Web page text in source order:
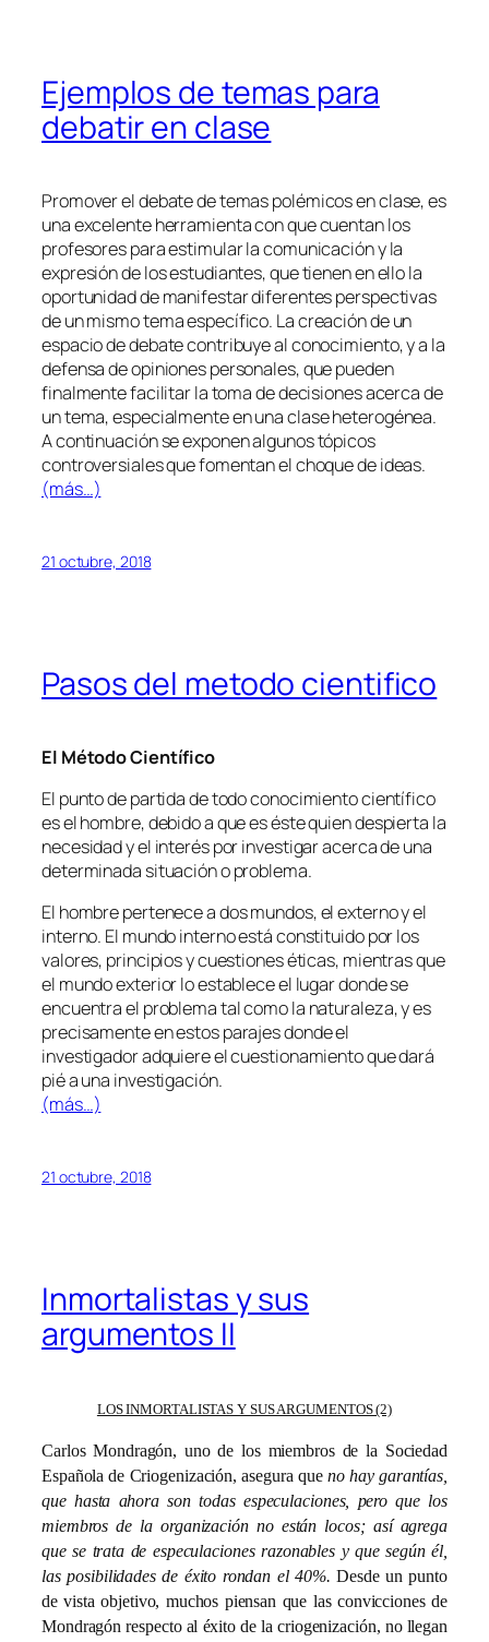
Ejemplos de temas para
debatir en clase
Promover el debate de temas polémicos en clase, es
una excelente herramienta con que cuentan los
profesores para estimular la comunicación y la
expresión de los estudiantes, que tienen en ello la
oportunidad de manifestar diferentes perspectivas
de un mismo tema específico. La creación de un
espacio de debate contribuye al conocimiento, y a la
defensa de opiniones personales, que pueden
finalmente facilitar la toma de decisiones acerca de
un tema, especialmente en una clase heterogénea.
A continuación se exponen algunos tópicos
controversiales que fomentan el choque de ideas.
(más…)
21 octubre, 2018
Pasos del metodo cientifico
El Método Científico
El punto de partida de todo conocimiento científico
es el hombre, debido a que es éste quien despierta la
necesidad y el interés por investigar acerca de una
determinada situación o problema.
El hombre pertenece a dos mundos, el externo y el
interno. El mundo interno está constituido por los
valores, principios y cuestiones éticas, mientras que
el mundo exterior lo establece el lugar donde se
encuentra el problema tal como la naturaleza, y es
precisamente en estos parajes donde el
investigador adquiere el cuestionamiento que dará
pié a una investigación.
(más…)
21 octubre, 2018
Inmortalistas y sus
argumentos II
LOS INMORTALISTAS Y SUS ARGUMENTOS (2)
Carlos Mondragón, uno de los miembros de la Sociedad
Española de Criogenización, asegura que no hay garantías,
que hasta ahora son todas especulaciones, pero que los
miembros de la organización no están locos; así agrega
que se trata de especulaciones razonables y que según él,
las posibilidades de éxito rondan el 40%. Desde un punto
de vista objetivo, muchos piensan que las convicciones de
Mondragón respecto al éxito de la criogenización, no llegan